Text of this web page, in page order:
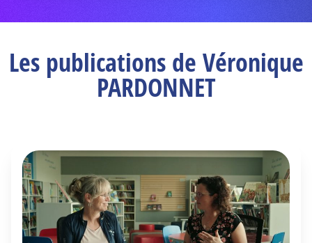
Les publications de Véronique
PARDONNET